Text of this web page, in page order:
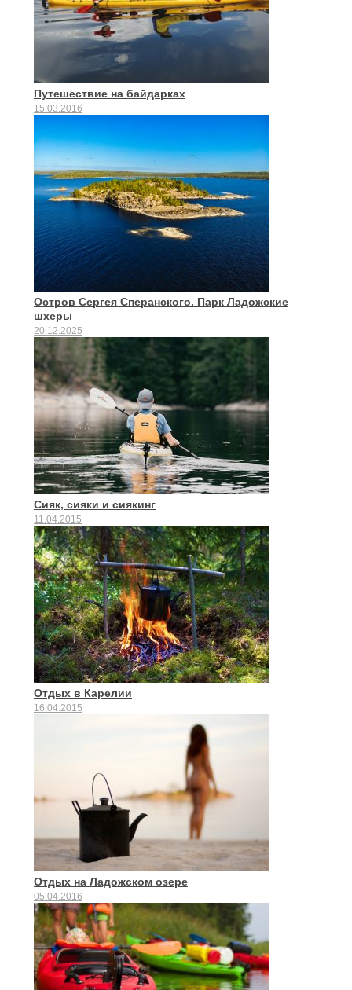
Путешествие на байдарках
15.03.2016
Остров Сергея Сперанского. Парк Ладожские
шхеры
20.12.2025
Сияк, сияки и сиякинг
11.04.2015
Отдых в Карелии
16.04.2015
Отдых на Ладожском озере
05.04.2016